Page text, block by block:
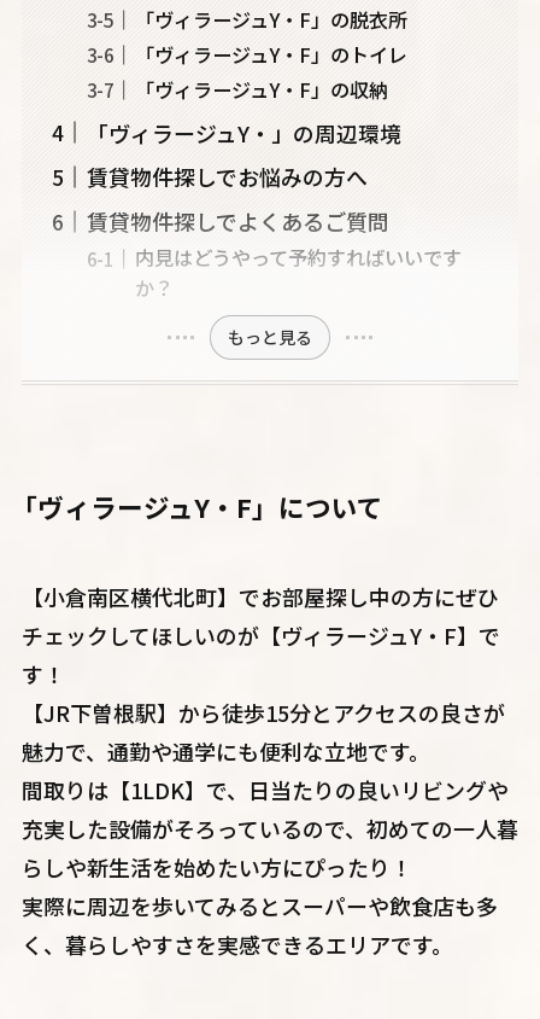
「ヴィラージュY・F」の脱衣所
「ヴィラージュY・F」のトイレ
「ヴィラージュY・F」の収納
「ヴィラージュY・」の周辺環境
賃貸物件探しでお悩みの方へ
賃貸物件探しでよくあるご質問
内見はどうやって予約すればいいです
か？
もっと見る
「ヴィラージュY・F」について
【小倉南区横代北町】でお部屋探し中の方にぜひ
チェックしてほしいのが【ヴィラージュY・F】で
す！
【JR下曽根駅】から徒歩15分とアクセスの良さが
魅力で、通勤や通学にも便利な立地です。
間取りは【1LDK】で、日当たりの良いリビングや
充実した設備がそろっているので、初めての一人暮
らしや新生活を始めたい方にぴったり！
実際に周辺を歩いてみるとスーパーや飲食店も多
く、暮らしやすさを実感できるエリアです。